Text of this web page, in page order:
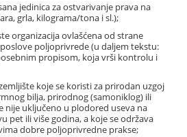
jedinica za ostvarivanje prava na
grla, kilograma/tona i sl.);
organizacija ovlašćena od strane
poljoprivrede (u daljem tekstu:
propisom, koja vrši kontrolu i
koje se koristi za prirodan uzgoj
bilja, prirodnog (samoniklog) ili
nije uključeno u plodored useva na
pet ili više godina, a koje se održava
dobre poljoprivredne prakse;